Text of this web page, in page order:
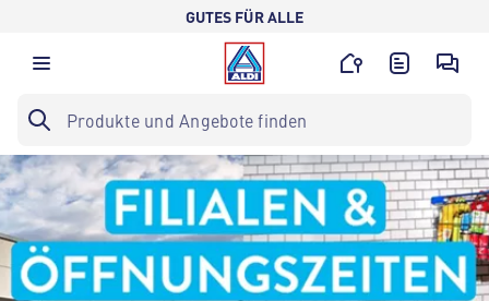
GUTES FÜR ALLE